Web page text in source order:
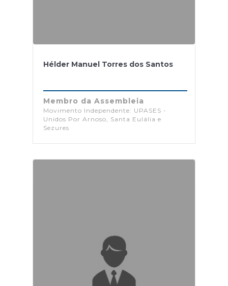
Hélder Manuel Torres dos Santos
Membro da Assembleia
Movimento Independente: UPASES -
Unidos Por Arnoso, Santa Eulália e
Sezures